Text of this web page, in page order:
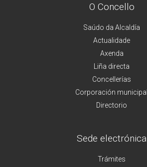
O Concello
Saúdo da Alcaldía
Actualidade
Axenda
Liña directa
Concellerías
Corporación municipal
Directorio
Sede electrónica
Trámites